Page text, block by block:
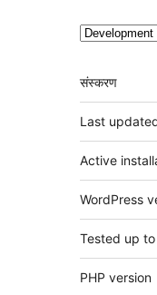
मेटा
संस्करण
Last
Active
WordPress
Tested up to
PHP version